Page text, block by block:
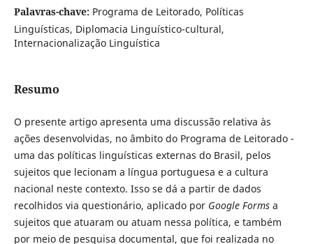
Palavras-chave: Programa de Leitorado, Políticas
Linguísticas, Diplomacia Linguístico-cultural,
Internacionalização Linguística
Resumo
O presente artigo apresenta uma discussão relativa às
ações desenvolvidas, no âmbito do Programa de Leitorado -
uma das políticas linguísticas externas do Brasil, pelos
sujeitos que lecionam a língua portuguesa e a cultura
nacional neste contexto. Isso se dá a partir de dados
recolhidos via questionário, aplicado por Google Forms a
sujeitos que atuaram ou atuam nessa política, e também
por meio de pesquisa documental, que foi realizada no